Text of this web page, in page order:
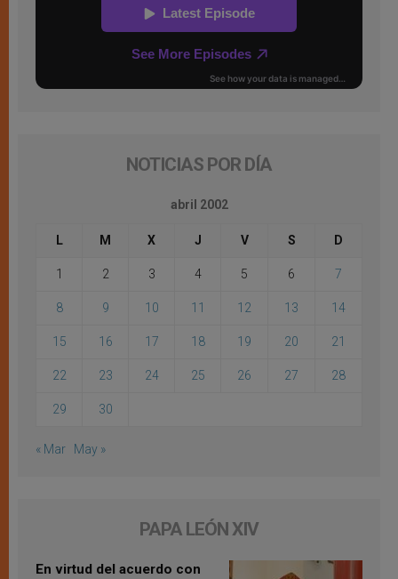
NOTICIAS POR DÍA
abril 2002
L M X J V S D
1 2 3 4 5 6 7
8 9 10 11 12 13 14
15 16 17 18 19 20 21
22 23 24 25 26 27 28
29 30
« Mar May »
PAPA LEÓN XIV
En virtud del acuerdo con